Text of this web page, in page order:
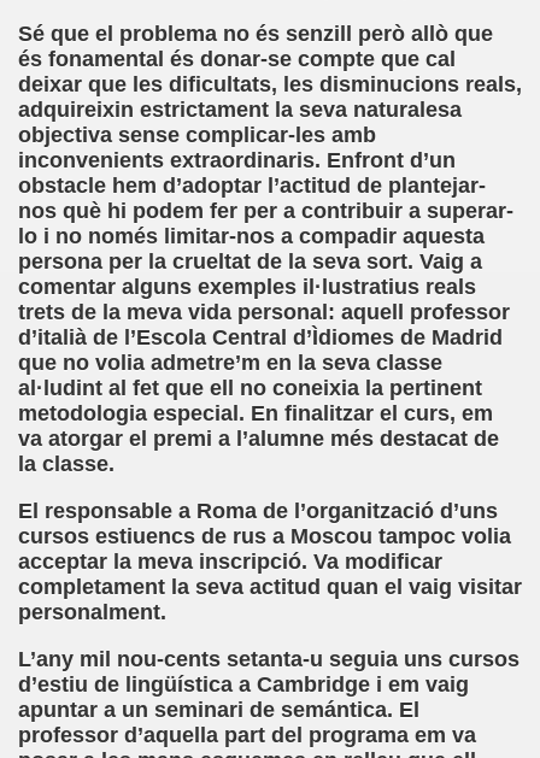
Sé que el problema no és senzill però allò que
és fonamental és donar-se compte que cal
deixar que les dificultats, les disminucions reals,
adquireixin estrictament la seva naturalesa
objectiva sense complicar-les amb
inconvenients extraordinaris. Enfront d’un
obstacle hem d’adoptar l’actitud de plantejar-
nos què hi podem fer per a contribuir a superar-
lo i no només limitar-nos a compadir aquesta
persona per la crueltat de la seva sort. Vaig a
comentar alguns exemples il·lustratius reals
trets de la meva vida personal: aquell professor
d’italià de l’Escola Central d’Ìdiomes de Madrid
que no volia admetre’m en la seva classe
al·ludint al fet que ell no coneixia la pertinent
metodologia especial. En finalitzar el curs, em
va atorgar el premi a l’alumne més destacat de
la classe.
El responsable a Roma de l’organització d’uns
cursos estiuencs de rus a Moscou tampoc volia
acceptar la meva inscripció. Va modificar
completament la seva actitud quan el vaig visitar
personalment.
L’any mil nou-cents setanta-u seguia uns cursos
d’estiu de lingüística a Cambridge i em vaig
apuntar a un seminari de semántica. El
professor d’aquella part del programa em va
Wells)
de Ciego (Camilo José Cela)
(Sergio Farràs)
Roig)
Acunar un Sueño roto (F. Javier Bernal García)
Piedrahita)